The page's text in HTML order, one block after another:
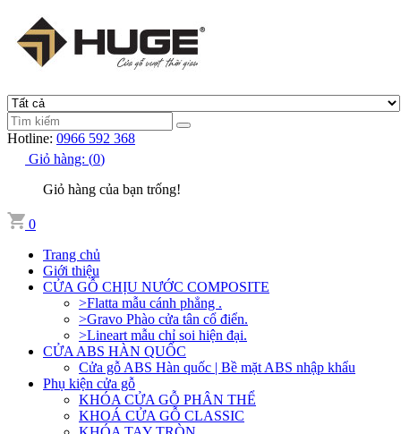
Hotline: 0966 592 368
Giỏ hàng: (0)
Giỏ hàng của bạn trống!
0
Trang chủ
Giới thiệu
CỬA GỖ CHỊU NƯỚC COMPOSITE
>Flatta mẫu cánh phẳng .
>Gravo Phào cửa tân cổ điển.
>Lineart mẫu chỉ soi hiện đại.
CỬA ABS HÀN QUỐC
Cửa gỗ ABS Hàn quốc | Bề mặt ABS nhập khẩu
Phụ kiện cửa gỗ
KHÓA CỬA GỖ PHÂN THỂ
KHOÁ CỬA GỖ CLASSIC